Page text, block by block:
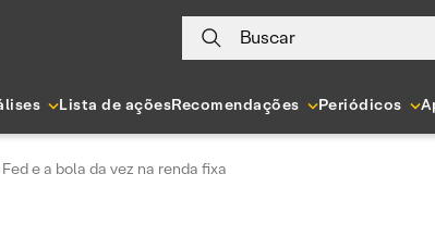
Buscar
Lista de açõesRecomendações Periódicos
e a bola da vez na renda fixa